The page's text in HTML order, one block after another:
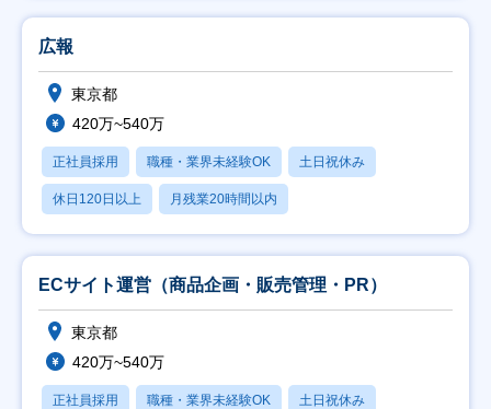
広報
東京都
420万~540万
正社員採用 職種・業界未経験OK 土日祝休み
休日120日以上 月残業20時間以内
ECサイト運営（商品企画・販売管理・PR）
東京都
420万~540万
正社員採用 職種・業界未経験OK 土日祝休み